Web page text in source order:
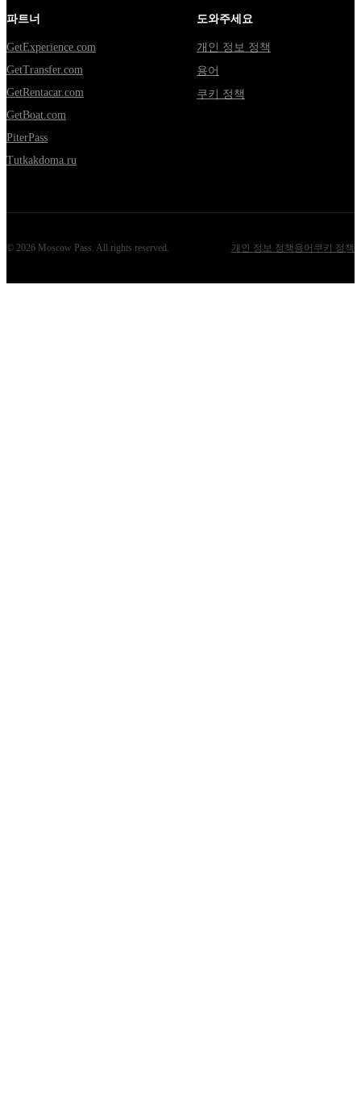
파트너
GetExperience.com
GetTransfer.com
GetRentacar.com
GetBoat.com
PiterPass
Tutkakdoma.ru
도와주세요
개인 정보 정책
용어
쿠키 정책
© 2026 Moscow Pass . All rights reserved. 개인 정보 정책 용어 쿠키 정책